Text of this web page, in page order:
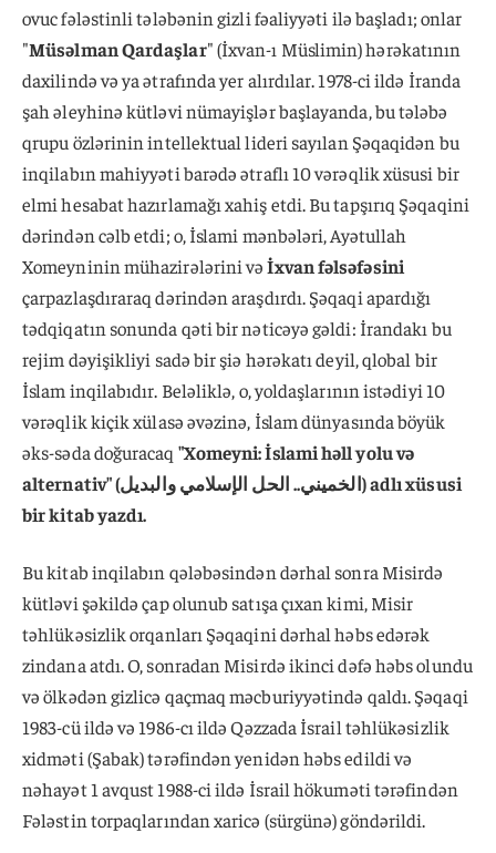
ovuc fələstinli tələbənin gizli fəaliyyəti ilə başladı; onlar
"Müsəlman Qardaşlar" (İxvan-ı Müslimin) hərəkatının
daxilində və ya ətrafında yer alırdılar. 1978-ci ildə İranda
şah əleyhinə kütləvi nümayişlər başlayanda, bu tələbə
qrupu özlərinin intellektual lideri sayılan Şəqaqidən bu
inqilabın mahiyyəti barədə ətraflı 10 vərəqlik xüsusi bir
elmi hesabat hazırlamağı xahiş etdi. Bu tapşırıq Şəqaqini
dərindən cəlb etdi; o, İslami mənbələri, Ayətullah
Xomeyninin mühazirələrini vəİxvan fəlsəfəsini
çarpazlaşdıraraq dərindən araşdırdı. Şəqaqi apardığı
tədqiqatın sonunda qəti bir nəticəyə gəldi: İrandakı bu
rejim dəyişikliyi sadə bir şiə hərəkatı deyil, qlobal bir
İslam inqilabıdır. Beləliklə, o, yoldaşlarının istədiyi 10
vərəqlik kiçik xülasə əvəzinə, İslam dünyasında böyük
əks-səda doğuracaq "Xomeyni: İslami həll yolu və
alternativ" (الخميني.. الحل الإسلامي والبديل) adlı xüsusi
bir kitab yazdı.
Bu kitab inqilabın qələbəsindən dərhal sonra Misirdə
kütləvi şəkildə çap olunub satışa çıxan kimi, Misir
təhlükəsizlik orqanları Şəqaqini dərhal həbs edərək
zindana atdı. O, sonradan Misirdə ikinci dəfə həbs olundu
və ölkədən gizlicə qaçmaq məcburiyyətində qaldı. Şəqaqi
1983-cü ildə və 1986-cı ildə Qəzzada İsrail təhlükəsizlik
xidməti (Şabak) tərəfindən yenidən həbs edildi və
nəhayət 1 avqust 1988-ci ildə İsrail hökuməti tərəfindən
Fələstin torpaqlarından xaricə (sürgünə) göndərildi.